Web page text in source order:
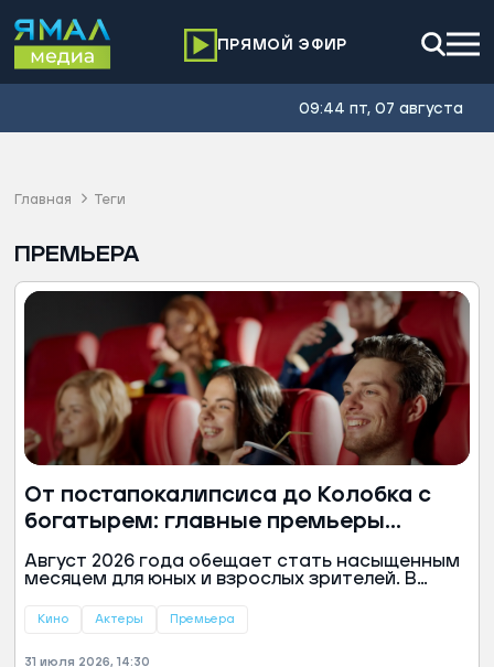
ПРЯМОЙ ЭФИР
09:44 пт, 07 августа
Главная Теги
ПРЕМЬЕРА
От постапокалипсиса до Колобка с
богатырем: главные премьеры
августа
Август 2026 года обещает стать насыщенным
месяцем для юных и взрослых зрителей. В
громких отечественных премьер — от
Кино Актеры Премьера
31 июля 2026, 14:30